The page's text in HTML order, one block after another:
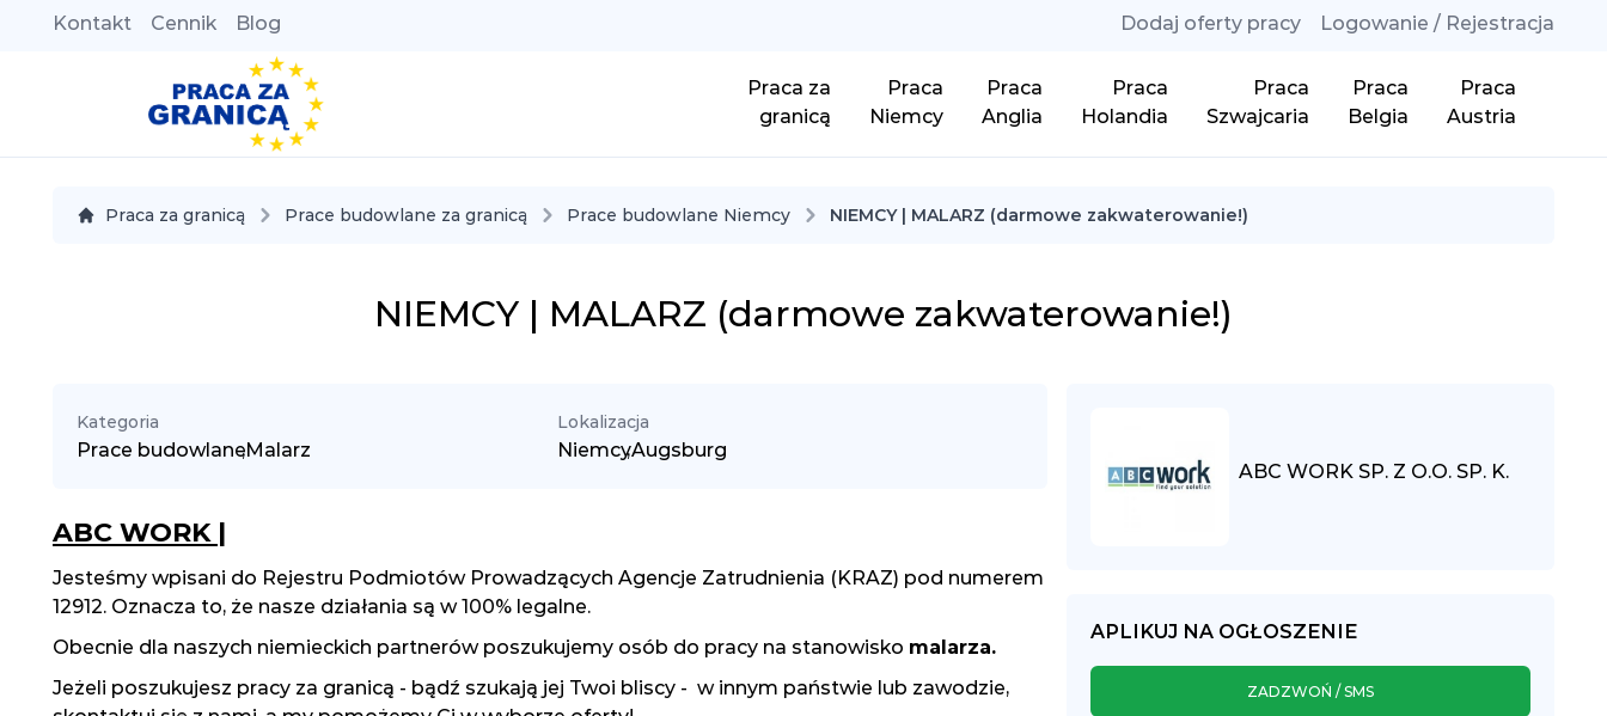
Kontakt Cennik Blog Dodaj oferty pracy Logowanie / Rejestracja
Praca za
granicą
Praca
Niemcy
Praca
Anglia
Praca
Holandia
Praca
Szwajcaria
Praca
Belgia
Praca
Austria
Praca za granicą Prace budowlane za granicą Prace budowlane Niemcy NIEMCY | MALARZ (darmowe zakwaterowanie!)
NIEMCY | MALARZ (darmowe zakwaterowanie!)
Kategoria
Prace budowlane,Malarz
Lokalizacja
Niemcy,Augsburg
ABC WORK |
Jesteśmy wpisani do Rejestru Podmiotów Prowadzących Agencje Zatrudnienia (KRAZ) pod numerem
12912. Oznacza to, że nasze działania są w 100% legalne.
Obecnie dla naszych niemieckich partnerów poszukujemy osób do pracy na stanowisko malarza.
Jeżeli poszukujesz pracy za granicą - bądź szukają jej Twoi bliscy - w innym państwie lub zawodzie,
ABC WORK SP. Z O.O. SP. K.
APLIKUJ NA OGŁOSZENIE
ZADZWOŃ / SMS